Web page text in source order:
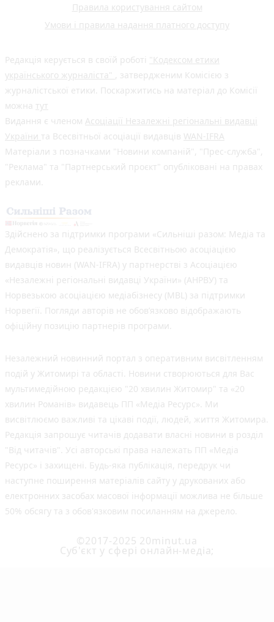
Правила користування сайтом
Умови і правила надання платного доступу
Редакція керується в своїй роботі "Кодексом етики
українського журналіста" , затвердженим Комісією з
журналістської етики. Поскаржитись на матеріал до Комісії
можна тут
Видання є членом Асоціації Незалежні регіональні видавці
України та Всесвітньої асоціації видавців WAN-IFRA
Матеріали з позначками "Новини компаній", "Прес-служба",
"Реклама" та "Партнерський проєкт" опубліковані на правах
реклами.
Здійснено за підтримки програми «Сильніші разом: Медіа та
Демократія», що реалізується Всесвітньою асоціацією
видавців новин (WAN-IFRA) у партнерстві з Асоціацією
«Незалежні регіональні видавці України» (АНРВУ) та
Норвезькою асоціацією медіабізнесу (MBL) за підтримки
Норвегії. Погляди авторів не обов’язково відображають
офіційну позицію партнерів програми.
Незалежний новинний портал з оперативним висвітленням
подій у Житомирі та області. Новини створюються для Вас
мультимедійною редакцією "20 хвилин Житомир" та «20
хвилин Романів» видавець ПП «Медіа Ресурс». Ми
висвітлюємо важливі та цікаві події, людей, життя Житомира.
Редакція запрошує читачів додавати власні новини в розділ
"Від читачів". Усі авторські права належать ПП «Медіа
Ресурс» і захищені. Будь-яка публiкацiя, передрук чи
наступне поширення матеріалів сайту у друкованих або
електронних засобах масової інформації можлива не більше
50% обсягу та з обов'язковим посиланням на джерело.
©2017-2025 20minut.ua
Cуб'єкт у сфері онлайн-медіа;